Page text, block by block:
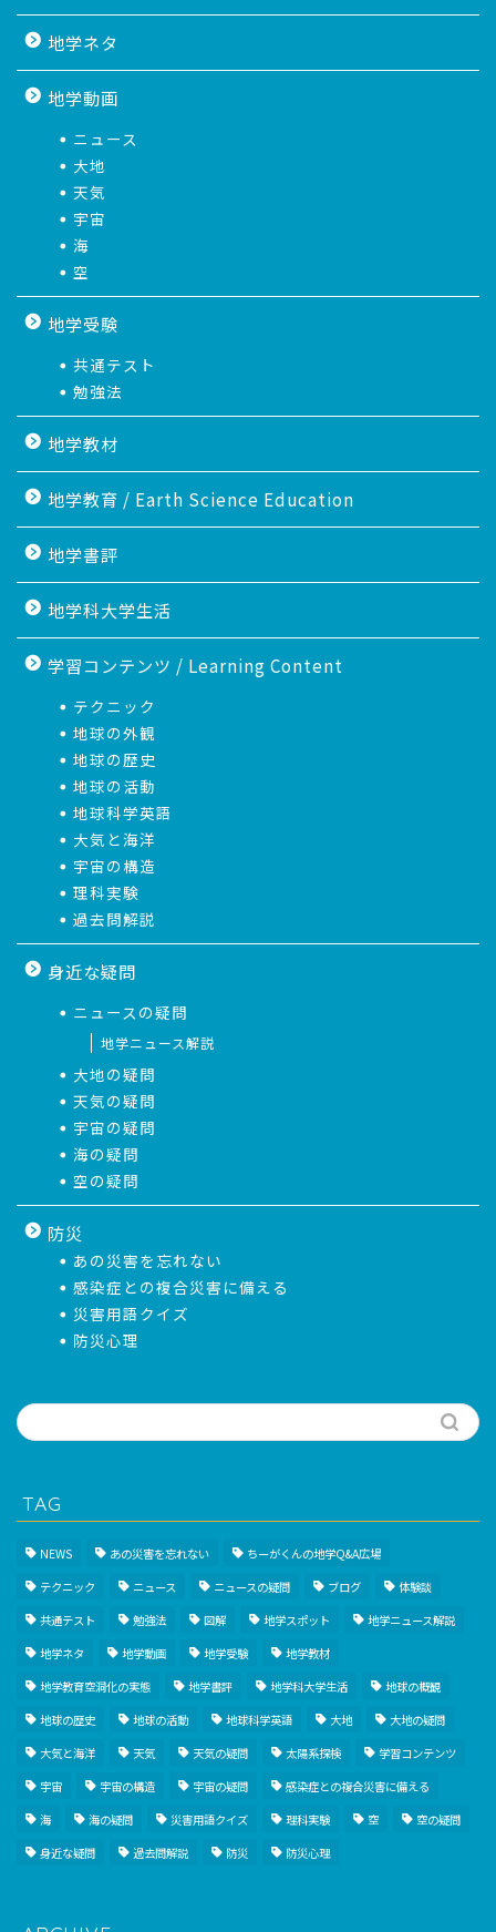
地学ネタ
地学動画
ニュース
大地
天気
宇宙
海
空
地学受験
共通テスト
勉強法
地学教材
地学教育 / Earth Science Education
地学書評
地学科大学生活
学習コンテンツ / Learning Content
テクニック
地球の外観
地球の歴史
地球の活動
地球科学英語
大気と海洋
宇宙の構造
理科実験
過去問解説
身近な疑問
ニュースの疑問
地学ニュース解説
大地の疑問
天気の疑問
宇宙の疑問
海の疑問
空の疑問
防災
あの災害を忘れない
感染症との複合災害に備える
災害用語クイズ
防災心理
TAG
NEWS あの災害を忘れない
ちーがくんの地学Q&A広場
テクニック
ニュース ニュースの疑問 ブログ
体験談
共通テスト
勉強法 図解 地学スポット
地学ニュース解説
地学ネタ
地学動画 地学受験
地学教材
地学教育空洞化の実態
地学書評 地学科大学生活
地球の概観
地球の歴史
地球の活動 地球科学英語 大地
大地の疑問
大気と海洋
天気 天気の疑問 太陽系探検
学習コンテンツ
宇宙
宇宙の構造 宇宙の疑問
感染症との複合災害に備える
海
海の疑問 災害用語クイズ 理科実験 空
空の疑問
身近な疑問
過去問解説 防災 防災心理